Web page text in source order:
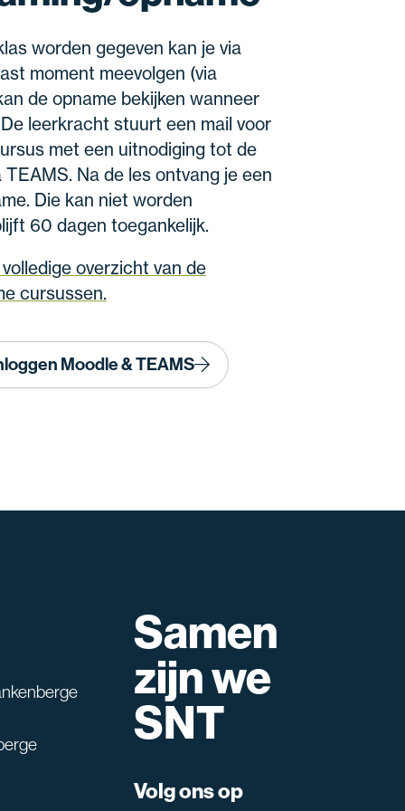
worden gegeven kan je via
moment meevolgen (via
de opname bekijken wanneer
leerkracht stuurt een mail voor
met een uitnodiging tot de
TEAMS. Na de les ontvang je een
Die kan niet worden
60 dagen toegankelijk.
volledige overzicht van de
cursussen.
Moodle & TEAMS
Samen
zijn we
SNT
Volg ons op